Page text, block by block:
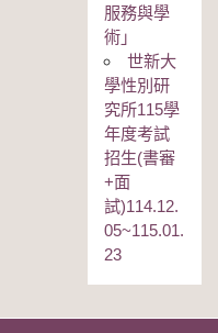
服務與學
術」
世新大
學性別研
究所115學
年度考試
招生(書審
+面
試)114.12.
05~115.01.
23